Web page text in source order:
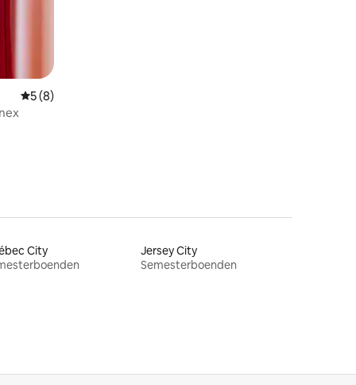
5 av 5 i genomsnittligt betyg, 8 omdömen
5 (8)
City
Jersey City
Semesterboenden